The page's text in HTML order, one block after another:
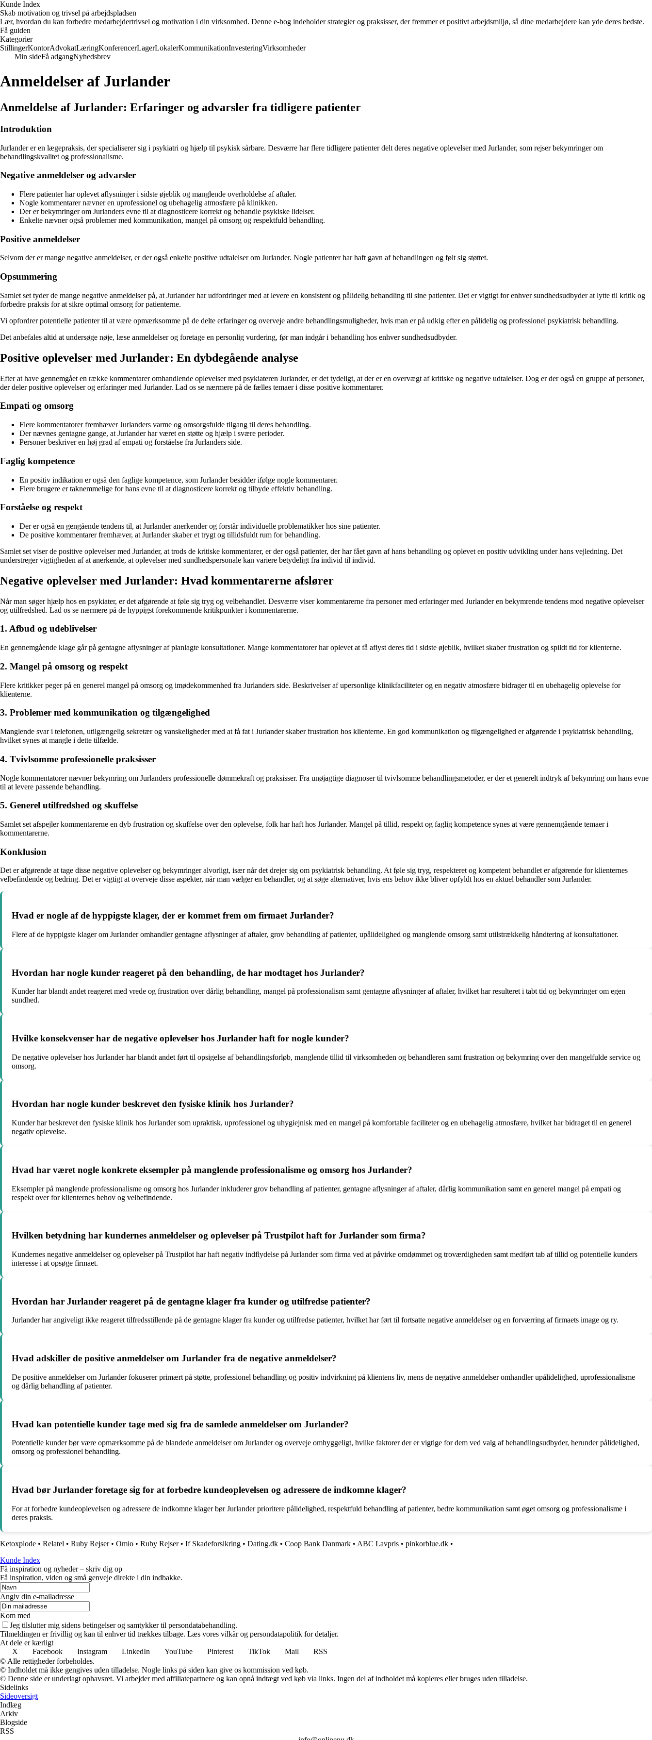
Kunde Index
Skab motivation og trivsel på arbejdspladsen
Lær, hvordan du kan forbedre medarbejdertrivsel og motivation i din virksomhed. Denne e-bog indeholder strategier og praksisser, der fremmer et positivt arbejdsmiljø, så dine medarbejdere kan yde deres bedste.
Få guiden
Kategorier
StillingerKontorAdvokatLæringKonferencerLagerLokalerKommunikationInvesteringVirksomheder
Min sideFå adgangNyhedsbrev
Anmeldelser af Jurlander
Anmeldelse af Jurlander: Erfaringer og advarsler fra tidligere patienter
Introduktion
Jurlander er en lægepraksis, der specialiserer sig i psykiatri og hjælp til psykisk sårbare. Desværre har flere tidligere patienter delt deres negative oplevelser med Jurlander, som rejser bekymringer om
behandlingskvalitet og professionalisme.
Negative anmeldelser og advarsler
Flere patienter har oplevet aflysninger i sidste øjeblik og manglende overholdelse af aftaler.
Nogle kommentarer nævner en uprofessionel og ubehagelig atmosfære på klinikken.
Der er bekymringer om Jurlanders evne til at diagnosticere korrekt og behandle psykiske lidelser.
Enkelte nævner også problemer med kommunikation, mangel på omsorg og respektfuld behandling.
Positive anmeldelser
Selvom der er mange negative anmeldelser, er der også enkelte positive udtalelser om Jurlander. Nogle patienter har haft gavn af behandlingen og følt sig støttet.
Opsummering
Samlet set tyder de mange negative anmeldelser på, at Jurlander har udfordringer med at levere en konsistent og pålidelig behandling til sine patienter. Det er vigtigt for enhver sundhedsudbyder at lytte til kritik og
forbedre praksis for at sikre optimal omsorg for patienterne.
Vi opfordrer potentielle patienter til at være opmærksomme på de delte erfaringer og overveje andre behandlingsmuligheder, hvis man er på udkig efter en pålidelig og professionel psykiatrisk behandling.
Det anbefales altid at undersøge nøje, læse anmeldelser og foretage en personlig vurdering, før man indgår i behandling hos enhver sundhedsudbyder.
Positive oplevelser med Jurlander: En dybdegående analyse
Efter at have gennemgået en række kommentarer omhandlende oplevelser med psykiateren Jurlander, er det tydeligt, at der er en overvægt af kritiske og negative udtalelser. Dog er der også en gruppe af personer,
der deler positive oplevelser og erfaringer med Jurlander. Lad os se nærmere på de fælles temaer i disse positive kommentarer.
Empati og omsorg
Flere kommentatorer fremhæver Jurlanders varme og omsorgsfulde tilgang til deres behandling.
Der nævnes gentagne gange, at Jurlander har været en støtte og hjælp i svære perioder.
Personer beskriver en høj grad af empati og forståelse fra Jurlanders side.
Faglig kompetence
En positiv indikation er også den faglige kompetence, som Jurlander besidder ifølge nogle kommentarer.
Flere brugere er taknemmelige for hans evne til at diagnosticere korrekt og tilbyde effektiv behandling.
Forståelse og respekt
Der er også en gengående tendens til, at Jurlander anerkender og forstår individuelle problematikker hos sine patienter.
De positive kommentarer fremhæver, at Jurlander skaber et trygt og tillidsfuldt rum for behandling.
Samlet set viser de positive oplevelser med Jurlander, at trods de kritiske kommentarer, er der også patienter, der har fået gavn af hans behandling og oplevet en positiv udvikling under hans vejledning. Det
understreger vigtigheden af at anerkende, at oplevelser med sundhedspersonale kan variere betydeligt fra individ til individ.
Negative oplevelser med Jurlander: Hvad kommentarerne afslører
Når man søger hjælp hos en psykiater, er det afgørende at føle sig tryg og velbehandlet. Desværre viser kommentarerne fra personer med erfaringer med Jurlander en bekymrende tendens mod negative oplevelser
og utilfredshed. Lad os se nærmere på de hyppigst forekommende kritikpunkter i kommentarerne.
1. Afbud og udeblivelser
En gennemgående klage går på gentagne aflysninger af planlagte konsultationer. Mange kommentatorer har oplevet at få aflyst deres tid i sidste øjeblik, hvilket skaber frustration og spildt tid for klienterne.
2. Mangel på omsorg og respekt
Flere kritikker peger på en generel mangel på omsorg og imødekommenhed fra Jurlanders side. Beskrivelser af upersonlige klinikfaciliteter og en negativ atmosfære bidrager til en ubehagelig oplevelse for
klienterne.
3. Problemer med kommunikation og tilgængelighed
Manglende svar i telefonen, utilgængelig sekretær og vanskeligheder med at få fat i Jurlander skaber frustration hos klienterne. En god kommunikation og tilgængelighed er afgørende i psykiatrisk behandling,
hvilket synes at mangle i dette tilfælde.
4. Tvivlsomme professionelle praksisser
Nogle kommentatorer nævner bekymring om Jurlanders professionelle dømmekraft og praksisser. Fra unøjagtige diagnoser til tvivlsomme behandlingsmetoder, er der et generelt indtryk af bekymring om hans evne
til at levere passende behandling.
5. Generel utilfredshed og skuffelse
Samlet set afspejler kommentarerne en dyb frustration og skuffelse over den oplevelse, folk har haft hos Jurlander. Mangel på tillid, respekt og faglig kompetence synes at være gennemgående temaer i
kommentarerne.
Konklusion
Det er afgørende at tage disse negative oplevelser og bekymringer alvorligt, især når det drejer sig om psykiatrisk behandling. At føle sig tryg, respekteret og kompetent behandlet er afgørende for klienternes
velbefindende og bedring. Det er vigtigt at overveje disse aspekter, når man vælger en behandler, og at søge alternativer, hvis ens behov ikke bliver opfyldt hos en aktuel behandler som Jurlander.
Hvad er nogle af de hyppigste klager, der er kommet frem om firmaet Jurlander?
Flere af de hyppigste klager om Jurlander omhandler gentagne aflysninger af aftaler, grov behandling af patienter, upålidelighed og manglende omsorg samt utilstrækkelig håndtering af konsultationer.
Hvordan har nogle kunder reageret på den behandling, de har modtaget hos Jurlander?
Kunder har blandt andet reageret med vrede og frustration over dårlig behandling, mangel på professionalism samt gentagne aflysninger af aftaler, hvilket har resulteret i tabt tid og bekymringer om egen
sundhed.
Hvilke konsekvenser har de negative oplevelser hos Jurlander haft for nogle kunder?
De negative oplevelser hos Jurlander har blandt andet ført til opsigelse af behandlingsforløb, manglende tillid til virksomheden og behandleren samt frustration og bekymring over den mangelfulde service og
omsorg.
Hvordan har nogle kunder beskrevet den fysiske klinik hos Jurlander?
Kunder har beskrevet den fysiske klinik hos Jurlander som upraktisk, uprofessionel og uhygiejnisk med en mangel på komfortable faciliteter og en ubehagelig atmosfære, hvilket har bidraget til en generel
negativ oplevelse.
Hvad har været nogle konkrete eksempler på manglende professionalisme og omsorg hos Jurlander?
Eksempler på manglende professionalisme og omsorg hos Jurlander inkluderer grov behandling af patienter, gentagne aflysninger af aftaler, dårlig kommunikation samt en generel mangel på empati og
respekt over for klienternes behov og velbefindende.
Hvilken betydning har kundernes anmeldelser og oplevelser på Trustpilot haft for Jurlander som firma?
Kundernes negative anmeldelser og oplevelser på Trustpilot har haft negativ indflydelse på Jurlander som firma ved at påvirke omdømmet og troværdigheden samt medført tab af tillid og potentielle kunders
interesse i at opsøge firmaet.
Hvordan har Jurlander reageret på de gentagne klager fra kunder og utilfredse patienter?
Jurlander har angiveligt ikke reageret tilfredsstillende på de gentagne klager fra kunder og utilfredse patienter, hvilket har ført til fortsatte negative anmeldelser og en forværring af firmaets image og ry.
Hvad adskiller de positive anmeldelser om Jurlander fra de negative anmeldelser?
De positive anmeldelser om Jurlander fokuserer primært på støtte, professionel behandling og positiv indvirkning på klientens liv, mens de negative anmeldelser omhandler upålidelighed, uprofessionalisme
og dårlig behandling af patienter.
Hvad kan potentielle kunder tage med sig fra de samlede anmeldelser om Jurlander?
Potentielle kunder bør være opmærksomme på de blandede anmeldelser om Jurlander og overveje omhyggeligt, hvilke faktorer der er vigtige for dem ved valg af behandlingsudbyder, herunder pålidelighed,
omsorg og professionel behandling.
Hvad bør Jurlander foretage sig for at forbedre kundeoplevelsen og adressere de indkomne klager?
For at forbedre kundeoplevelsen og adressere de indkomne klager bør Jurlander prioritere pålidelighed, respektfuld behandling af patienter, bedre kommunikation samt øget omsorg og professionalisme i
deres praksis.
Ketoxplode • Relatel • Ruby Rejser• Omio • Ruby Rejser• If Skadeforsikring • Dating.dk • Coop Bank Danmark • ABC Lavpris • pinkorblue.dk •
Kunde Index
Få inspiration og nyheder – skriv dig op
Få inspiration, viden og små genveje direkte i din indbakke.
Angiv din e-mailadresse
Kom med
Jeg tilslutter mig sidens betingelser og samtykker til persondatabehandling.
Tilmeldingen er frivillig og kan til enhver tid trækkes tilbage. Læs vores vilkår og persondatapolitik for detaljer.
At dele er kærligt
X
Facebook Instagram LinkedIn YouTube Pinterest TikTok Mail
RSS
© Alle rettigheder forbeholdes.
© Indholdet må ikke gengives uden tilladelse. Nogle links på siden kan give os kommission ved køb.
© Denne side er underlagt ophavsret. Vi arbejder med affiliatepartnere og kan opnå indtægt ved køb via links. Ingen del af indholdet må kopieres eller bruges uden tilladelse.
Sidelinks
Sideoversigt
Indlæg
Arkiv
Blogside
RSS